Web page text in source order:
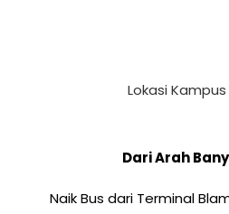
Lokasi Kampus
Dari Arah
Naik Bus dari Terminal